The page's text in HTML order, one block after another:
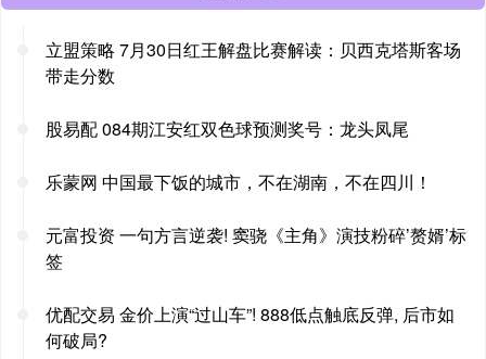
立盟策略 7月30日红王解盘比赛解读：贝西克塔斯客场
带走分数
股易配 084期江安红双色球预测奖号：龙头凤尾
乐蒙网 中国最下饭的城市，不在湖南，不在四川！
元富投资 一句方言逆袭! 窦骁《主角》演技粉碎’赘婿’标
签
优配交易 金价上演“过山车”! 888低点触底反弹, 后市如
何破局?